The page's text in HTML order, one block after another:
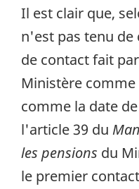
Il est clair que,
n'est pas tenu
de contact fait
Ministère comme
comme la date
l'article 39 du
les pensions du
le premier